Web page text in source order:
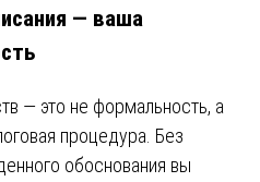
— ваша
— это не формальность, а
процедура. Без
обоснования вы